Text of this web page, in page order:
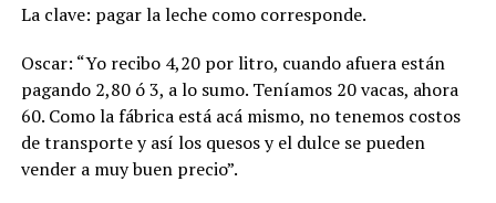
La clave: pagar la leche como corresponde.
Oscar: “Yo recibo 4,20 por litro, cuando afuera están
pagando 2,80 ó 3, a lo sumo. Teníamos 20 vacas, ahora
60. Como la fábrica está acá mismo, no tenemos costos
de transporte y así los quesos y el dulce se pueden
vender a muy buen precio”.